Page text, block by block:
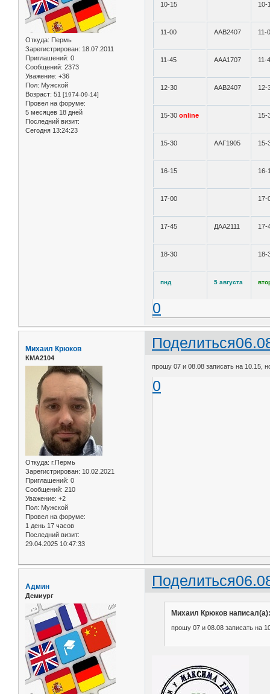
Откуда: Пермь
Зарегистрирован: 18.07.2011
Приглашений: 0
Сообщений: 2373
Уважение: +36
Пол: Мужской
Возраст: 51 [1974-09-14]
Провел на форуме:
5 месяцев 18 дней
Последний визит:
Сегодня 13:24:23
10-15 10-
11-00 ААВ2407 11-
11-45 ААА1707 11-
12-30 ААВ2407 12-
15-30online 15-
15-30 ААГ1905 15-
16-15 16-
17-00 17-
17-45 ДАА2111 17-
18-30 18-
пнд 5 августа
0
Поделиться
Михаил Крюков
КМА2104
Откуда: г.Пермь
Зарегистрирован: 10.02.2021
Приглашений: 0
Сообщений: 210
Уважение: +2
Пол: Мужской
Провел на форуме:
1 день 17 часов
Последний визит:
29.04.2025 10:47:33
прошу 07 и 08.08 записать на 10.15,
0
Поделиться
Админ
Демиург
Михаил Крюков написал(а):
прошу 07 и 08.08 записать на